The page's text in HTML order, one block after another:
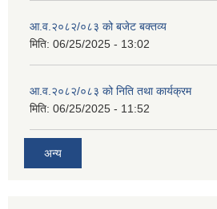
आ.व.२०८२/०८३ को बजेट बक्तव्य
मिति: 06/25/2025 - 13:02
आ.व.२०८२/०८३ को निति तथा कार्यक्रम
मिति: 06/25/2025 - 11:52
अन्य